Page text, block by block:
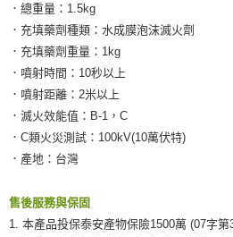
．總重量：1.5kg
．充填藥劑種類：水成膜泡沫滅火劑
．充填藥劑重量：1kg
．噴射時間：10秒以上
．噴射距離：2米以上
．滅火效能值：B-1，C
．C類火災測試：100kV(10萬伏特)
．產地：台灣
售後服務與保固
1. 本產品投保泰安產物保險1500萬 (07字第